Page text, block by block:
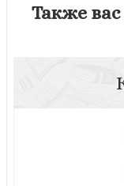
Также